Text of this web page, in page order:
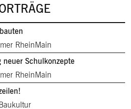
RheinMain
Schulkonzepte
RheinMain